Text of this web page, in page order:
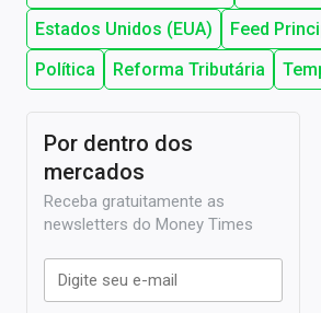
Estados Unidos (EUA)
Feed
Política
Reforma Tributária
Por dentro dos
mercados
Receba gratuitamente as
newsletters do Money Times